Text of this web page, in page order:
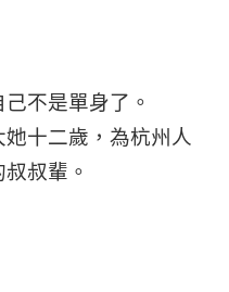
不是單身了。
十二歲，為杭州人
叔輩。